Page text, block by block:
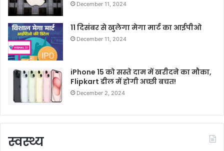
December 11, 2024
11 दिसंबर से खुलेगा मेगा मार्ट का आईपीओ
December 11, 2024
iPhone 15 को सस्ते दाम में खरीदने का मौका,
Flipkart डील में होगी अच्छी बचत!
December 2, 2024
स्वस्थ्य